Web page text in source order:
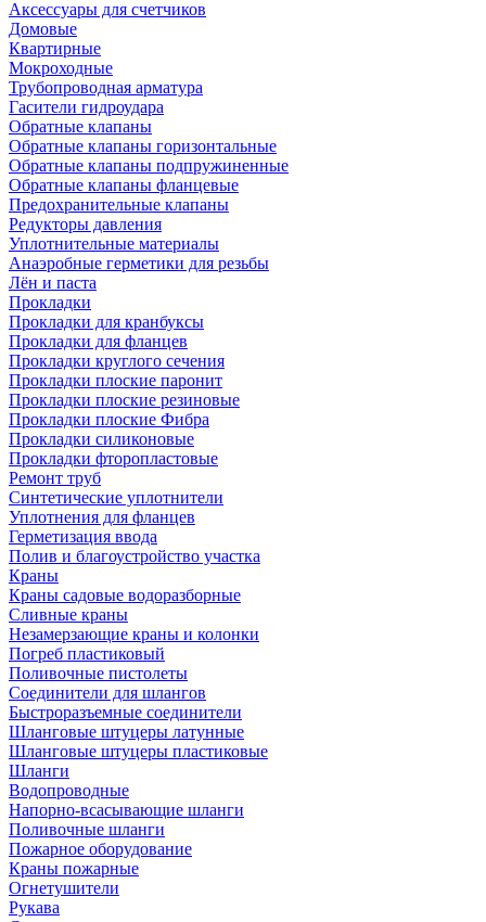
Аксессуары для счетчиков
Домовые
Квартирные
Мокроходные
Трубопроводная арматура
Гасители гидроудара
Обратные клапаны
Обратные клапаны горизонтальные
Обратные клапаны подпружиненные
Обратные клапаны фланцевые
Предохранительные клапаны
Редукторы давления
Уплотнительные материалы
Анаэробные герметики для резьбы
Лён и паста
Прокладки
Прокладки для кранбуксы
Прокладки для фланцев
Прокладки круглого сечения
Прокладки плоские паронит
Прокладки плоские резиновые
Прокладки плоские Фибра
Прокладки силиконовые
Прокладки фторопластовые
Ремонт труб
Синтетические уплотнители
Уплотнения для фланцев
Герметизация ввода
Полив и благоустройство участка
Краны
Краны садовые водоразборные
Сливные краны
Незамерзающие краны и колонки
Погреб пластиковый
Поливочные пистолеты
Соединители для шлангов
Быстроразъемные соединители
Шланговые штуцеры латунные
Шланговые штуцеры пластиковые
Шланги
Водопроводные
Напорно-всасывающие шланги
Поливочные шланги
Пожарное оборудование
Краны пожарные
Огнетушители
Рукава